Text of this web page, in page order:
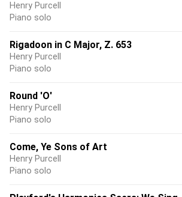
Henry Purcell
Piano solo
Rigadoon in C Major, Z. 653
Henry Purcell
Piano solo
Round 'O'
Henry Purcell
Piano solo
Come, Ye Sons of Art
Henry Purcell
Piano solo